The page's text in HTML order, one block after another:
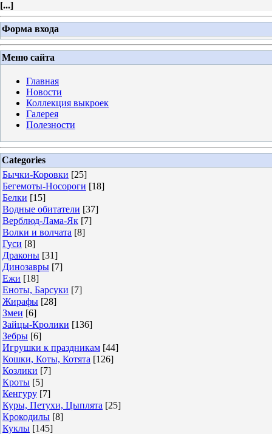
[...]
Форма входа
Меню сайта
Главная
Новости
Коллекция выкроек
Галерея
Полезности
Categories
Бычки-Коровки [25]
Бегемоты-Носороги [18]
Белки [15]
Водные обитатели [37]
Верблюд-Лама-Як [7]
Волки и волчата [8]
Гуси [8]
Драконы [31]
Динозавры [7]
Ежи [18]
Еноты, Барсуки [7]
Жирафы [28]
Змеи [6]
Зайцы-Кролики [136]
Зебры [6]
Игрушки к праздникам [44]
Кошки, Коты, Котята [126]
Козлики [7]
Кроты [5]
Кенгуру [7]
Куры, Петухи, Цыплята [25]
Крокодилы [8]
Куклы [145]